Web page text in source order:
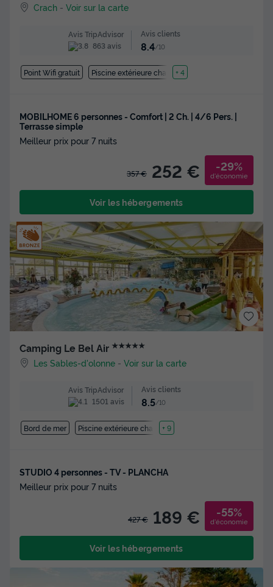
Crach -Voir sur la carte
Avis TripAdvisor
863 avis
Avis clients
8.4/10
Point Wifi gratuit Piscine extérieure chauffée
+ 4
MOBILHOME 6 personnes - Comfort | 2 Ch. | 4/6 Pers. |
Terrasse simple
Meilleur prix pour 7 nuits
357 € 252 € -29%
d'économie
Voir les hébergements
Camping Le Bel Air ★★★★★
Les Sables-d'olonne -Voir sur la carte
Avis TripAdvisor
1501 avis
Avis clients
8.5/10
Bord de mer Piscine extérieure chauffée
+ 9
STUDIO 4 personnes - TV - PLANCHA
Meilleur prix pour 7 nuits
427 € 189 € -55%
d'économie
Voir les hébergements